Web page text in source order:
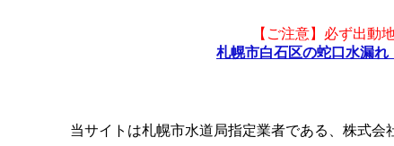
【ご注意】必ず出動
札幌市白石区の蛇口水漏れ
当サイトは札幌市水道局指定業者である、株式会